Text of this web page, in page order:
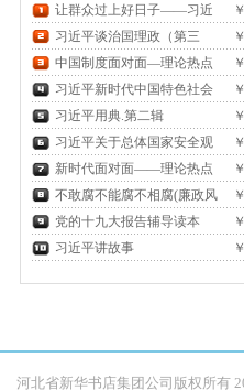
让群众过上好日子——习近
平正定足迹
习近平谈治国理政（第三
卷）中国制度面对面—理论热点
面对面2020
习近平新时代中国特色社会
主义思想三十讲
习近平用典.第二辑
习近平关于总体国家安全观
论述摘编新时代面对面——理论热点
面对面2018
不敢腐不能腐不相腐(廉政风
险防控教育警示录)
党的十九大报告辅导读本
习近平讲故事
河北省新华书店集团公司版权所有